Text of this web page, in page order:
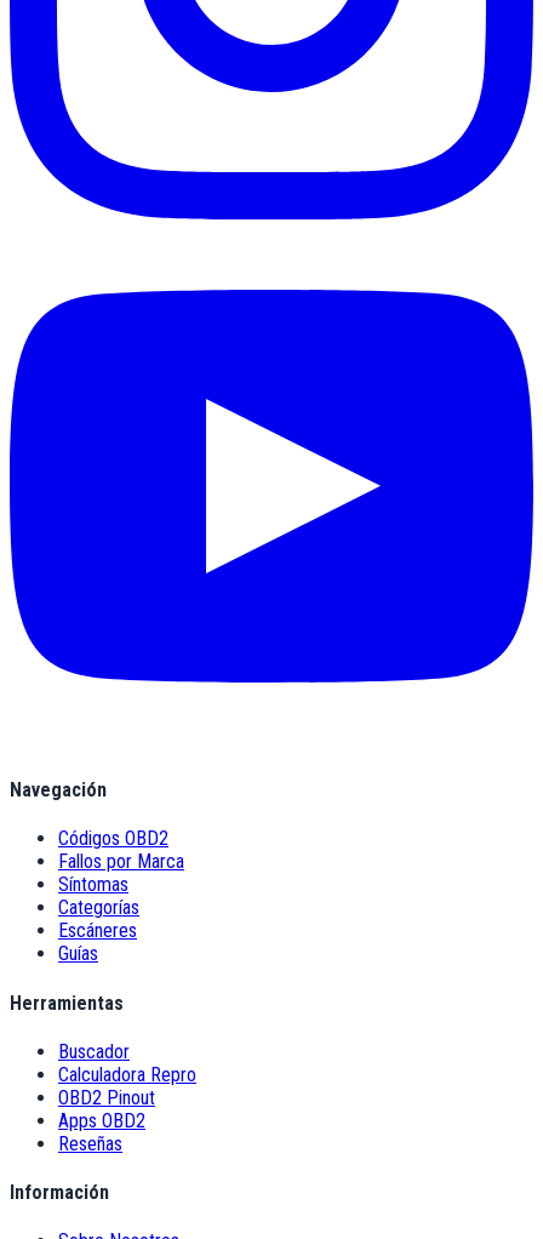
Navegación
Códigos OBD2
Fallos por Marca
Síntomas
Categorías
Escáneres
Guías
Herramientas
Buscador
Calculadora Repro
OBD2 Pinout
Apps OBD2
Reseñas
Información